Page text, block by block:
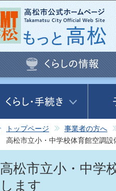
トップページ 事業者の方へ
高松市立小・中学校体育館空調
高松市立小・中学
します